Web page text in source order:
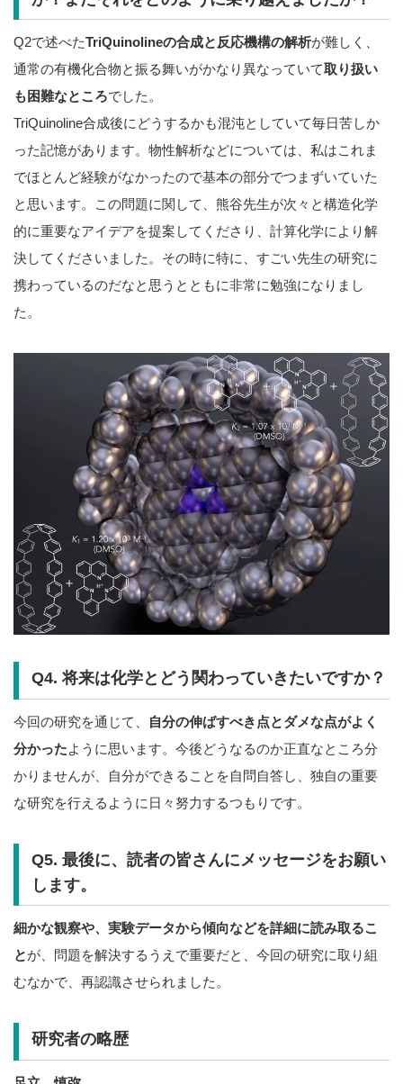
Q2で述べたTriQuinolineの合成と反応機構の解析が難しく、
通常の有機化合物と振る舞いがかなり異なっていて取り扱い
も困難なところでした。
TriQuinoline合成後にどうするかも混沌としていて毎日苦しか
った記憶があります。物性解析などについては、私はこれま
でほとんど経験がなかったので基本の部分でつまずいていた
と思います。この問題に関して、熊谷先生が次々と構造化学
的に重要なアイデアを提案してくださり、計算化学により解
決してくださいました。その時に特に、すごい先生の研究に
携わっているのだなと思うとともに非常に勉強になりまし
た。
Q4. 将来は化学とどう関わっていきたいですか？
今回の研究を通じて、
自分の伸ばすべき点とダメな点がよく
分かったように思います。今後どうなるのか正直なところ分
かりませんが、自分ができることを自問自答し、独自の重要
な研究を行えるように日々努力するつもりです。
Q5. 最後に、読者の皆さんにメッセージをお願い
します。
細かな観察や、実験データから傾向などを詳細に読み取るこ
とが、問題を解決するうえで重要だと、今回の研究に取り組
むなかで、再認識させられました。
研究者の略歴